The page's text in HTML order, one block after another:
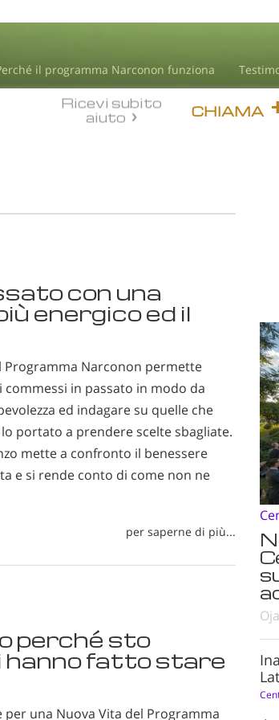
il programma Narconon funziona
CHIAMA
Ricevi subito
aiuto
con una
energico ed il
Programma Narconon permette
in passato in modo da
ed indagare su quelle che
portato a prendere scelte sbagliate.
mette a confronto il benessere
e si rende conto di come non ne
per saperne di più...
perché sto
hanno fatto stare
una Nuova Vita del Programma